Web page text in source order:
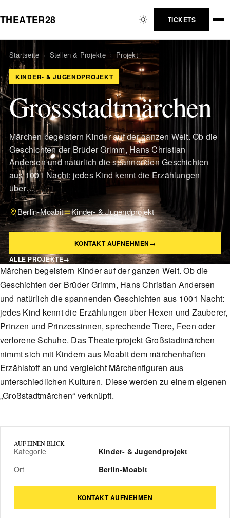
THEATER28 TICKETS
Startseite › Stellen & Projekte › Projekt
KINDER- & JUGENDPROJEKT
Grossstadtmärchen
Märchen begeistern Kinder auf der ganzen Welt. Ob die
Geschichten der Brüder Grimm, Hans Christian
Andersen und natürlich die spannenden Geschichten
aus 1001 Nacht: jedes Kind kennt die Erzählungen
über…
Berlin-Moabit Kinder- & Jugendprojekt
KONTAKT AUFNEHMEN→
ALLE PROJEKTE→
Märchen begeistern Kinder auf der ganzen Welt. Ob die
Geschichten der Brüder Grimm, Hans Christian Andersen
und natürlich die spannenden Geschichten aus 1001 Nacht:
jedes Kind kennt die Erzählungen über Hexen und Zauberer,
Prinzen und Prinzessinnen, sprechende Tiere, Feen oder
verlorene Schuhe. Das Theaterprojekt Großstadtmärchen
nimmt sich mit Kindern aus Moabit dem märchenhaften
Erzählstoff an und vergleicht Märchenfiguren aus
unterschiedlichen Kulturen. Diese werden zu einem eigenen
„Großstadtmärchen“ verknüpft.
AUF EINEN BLICK
Kategorie
Kinder- & Jugendprojekt
Ort
Berlin-Moabit
KONTAKT AUFNEHMEN